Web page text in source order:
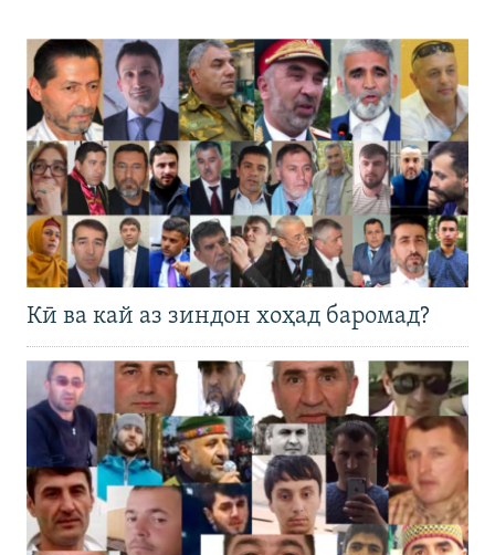
Кӣ ва кай аз зиндон хоҳад баромад?